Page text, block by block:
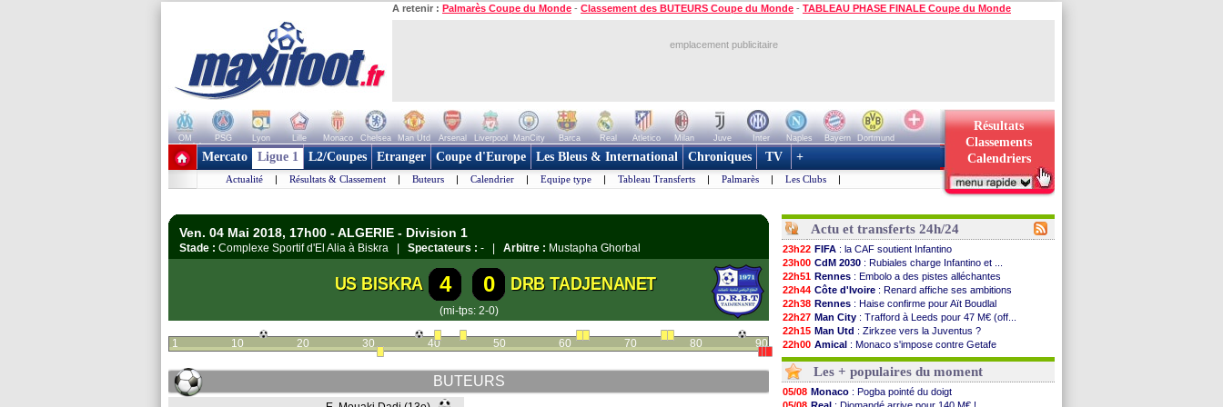
A retenir : Palmarès Coupe du Monde - Classement des BUTEURS Coupe du Monde - TABLEAU PHASE FINALE Coupe du Monde
emplacement publicitaire
OM PSG Lyon Lille Monaco Chelsea Man Utd Arsenal Liverpool ManCity Barca Real Atletico Milan Juve Inter Naples Bayern
Dortmund
+ de clubs
Résultats
Classements
Calendriers
Mercato Ligue 1 L2/Coupes Etranger Coupe d'Europe Les Bleus & International Chroniques TV +
Actualité | Résultats & Classement | Buteurs | Calendrier | Equipe type | Tableau Transferts | Palmarès | Les Clubs |
Ven. 04 Mai 2018, 17h00 - ALGERIE - Division 1
Stade : Complexe Sportif d'El Alia à Biskra | Spectateurs : - | Arbitre : Mustapha Ghorbal
US BISKRA 4 0 DRB TADJENANET
(mi-tps: 2-0)
1 10 20 30 40 50 60 70 80 90
BUTEURS
Actu et transferts 24h/24
23h22 FIFA : la CAF soutient Infantino
23h00 CdM 2030 : Rubiales charge Infantino et ...
22h51 Rennes : Embolo a des pistes alléchantes
22h44 Côte d'Ivoire : Renard affiche ses ambitions
22h38 Rennes : Haise confirme pour Aït Boudlal
22h27 Man City : Trafford à Leeds pour 47 M€ (off...
22h15 Man Utd : Zirkzee vers la Juventus ?
22h00 Amical : Monaco s'impose contre Getafe
21h48 Nantes: Der Zakarian et sa relation avec Kita
21h39
OM: le club prêt à libérer Kondogbia ?
21h26 Monaco: le message touchant d'Akliouche
21h05
FIFA: Tebas en remet une couche
Les + populaires du moment
05/08 Monaco : Pogba pointé du doigt